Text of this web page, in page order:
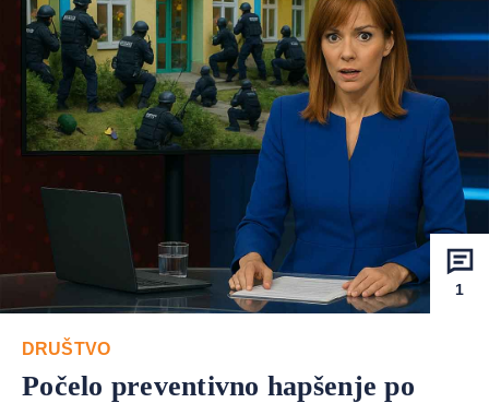
1
DRUŠTVO
Počelo preventivno hapšenje po